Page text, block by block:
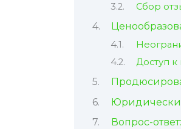
Сбор
Доступ
Вопрос-ответ: